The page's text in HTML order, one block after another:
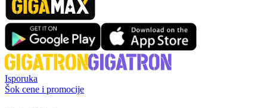
Isporuka
Šok cene i promocije